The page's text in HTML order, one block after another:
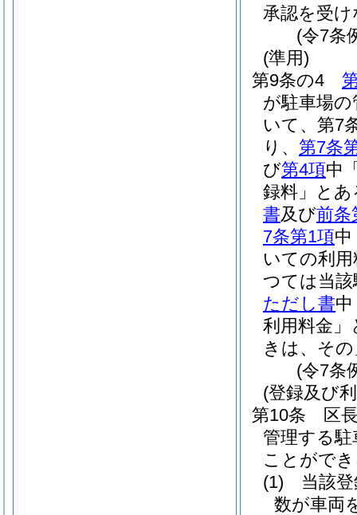
承認を受
(令7条
(準用)
第9条の4
が駐車場
いて、第7
り、 第7条
び第4項中
録料」と
書及び前条
7条第1項中
いての利
つては当
ただし書
利用料金」
きは、そ
(令7条
(登録及び
第10条
区
管理する
ことがで
(1)
当該
数が車両